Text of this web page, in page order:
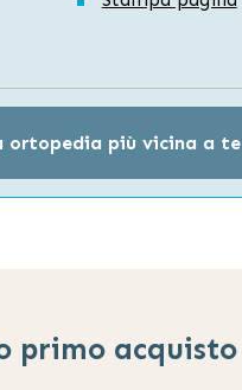
ortopedia più vicina a te
primo acquisto